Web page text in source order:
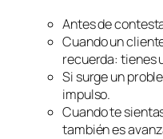
Antes de
Cuando un
recuerda: tienes
Si surge un
impulso.
Cuando te
también es